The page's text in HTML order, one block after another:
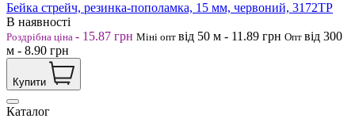
Бейка стрейч, резинка-пополамка, 15 мм, червоний, 3172ТР
В наявності
Роздрібна ціна - 15.87 грн Міні опт від 50 м - 11.89 грн Опт від 300
м - 8.90 грн
Купити
Каталог